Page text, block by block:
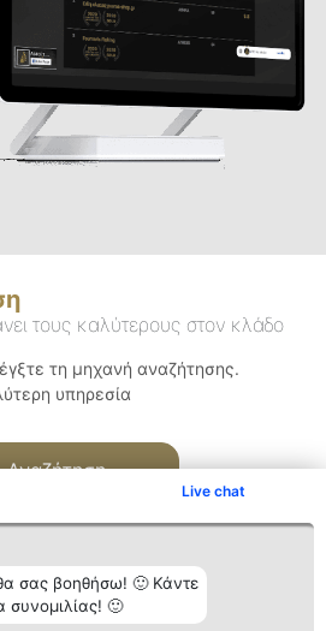
Live chat
σας βοηθήσω! 🙂 Κάντε
συνομιλίας! 🙂
τους καλύτερους στον κλάδο
τη μηχανή αναζήτησης.
υπηρεσία
Αναζήτηση